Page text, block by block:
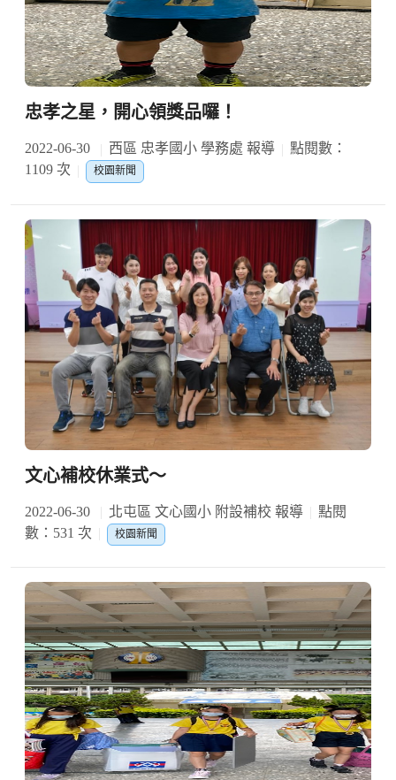
忠孝之星，開心領獎品囉！
2022-06-30 西區 忠孝國小 學務處 報導
點閱數：
1109 次
校園新聞
文心補校休業式～
2022-06-30 北屯區 文心國小 附設補校 報導
點閱
數：531 次
校園新聞